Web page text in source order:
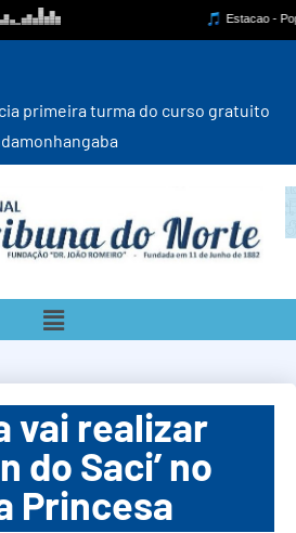
primeira turma do curso gratuito
vai realizar
do Saci’ no
Princesa